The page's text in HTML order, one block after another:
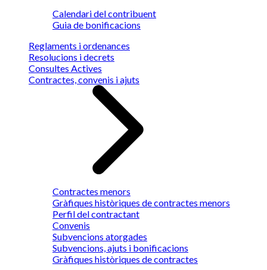
Calendari del contribuent
Guia de bonificacions
Reglaments i ordenances
Resolucions i decrets
Consultes Actives
Contractes, convenis i ajuts
Contractes menors
Gràfiques històriques de contractes menors
Perfil del contractant
Convenis
Subvencions atorgades
Subvencions, ajuts i bonificacions
Gràfiques històriques de contractes